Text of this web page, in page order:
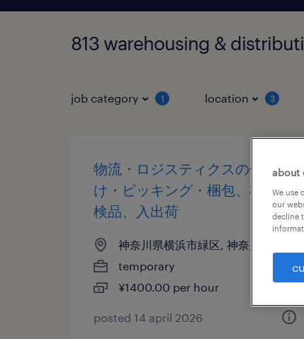
813 warehousing &
job category 1 location 3
物流・ロジスティクスの仕分
け・ピッキング・梱包、検査、
検品、入出荷
神奈川県横浜市緑区, 神奈川県
temporary
¥1400.00 per hour
posted 14 april 2026
about
We use
our
decline